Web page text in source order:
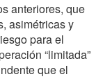
anteriores, que
asimétricas y
para el
“limitada”
que el